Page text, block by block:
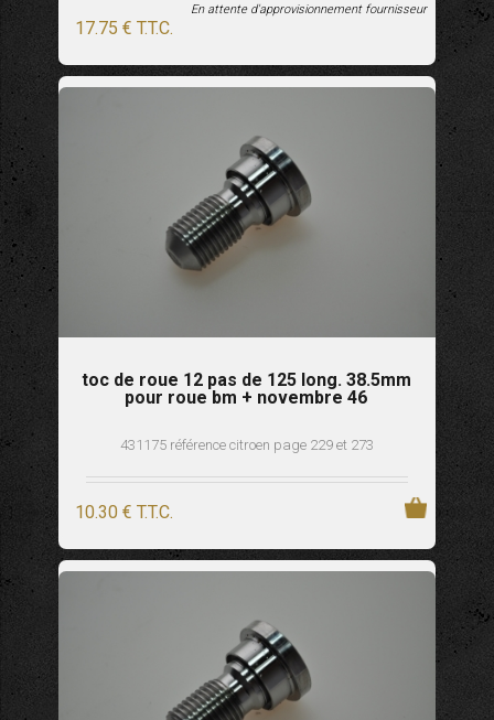
17.75 € T.T.C.
En attente d'approvisionnement fournisseur
toc de roue 12 pas de 125 long. 38.5mm
pour roue bm + novembre 46
431175 référence citroen page 229 et 273
10.30 € T.T.C.